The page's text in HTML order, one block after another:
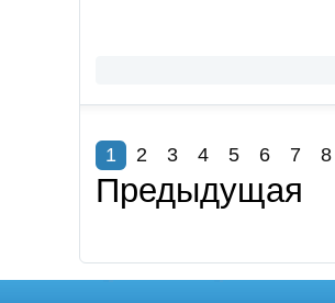
1 2 3 4 5 6 7 8
Предыдущая